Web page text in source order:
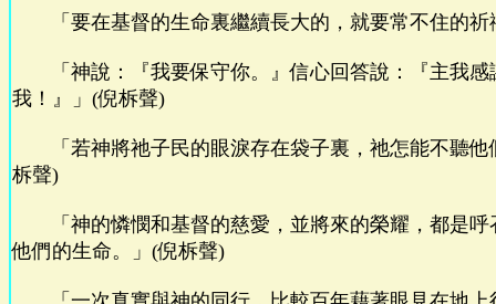
「要在基督的生命裏繼續長大的，就要常不住的祈
「神說：『我要保守你。』信心回答說：『主我感
我！』」(倪柝聲)
「若神將祂子民的眼淚存在袋子裏，祂怎能不聽他
柝聲)
「神的憐憫和基督的慈愛，並將來的榮耀，都是呼
他們的生命。」(倪柝聲)